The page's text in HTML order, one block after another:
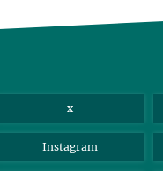
x
Instagram